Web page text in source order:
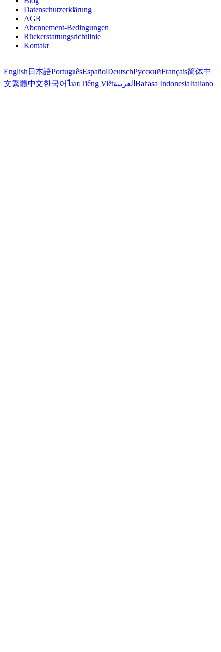
Datenschutzerklärung
AGB
Abonnement-Bedingungen
Rückerstattungsrichtlinie
Kontakt
English 日本語PortuguêsEspañolDeutschРусскийFrançais简体中
文繁體中文한국어ไทยTiếng Việtالعربية Bahasa IndonesiaItaliano